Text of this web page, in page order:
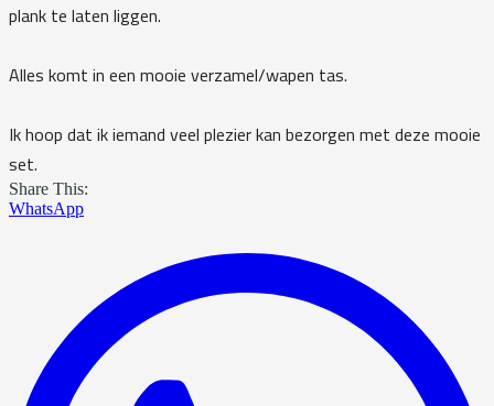
plank te laten liggen.
Alles komt in een mooie verzamel/wapen tas.
Ik hoop dat ik iemand veel plezier kan bezorgen met deze mooie
set.
Share This:
WhatsApp